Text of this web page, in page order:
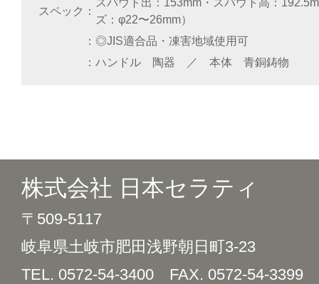
スペック
ズ：φ22〜26mm）
◎JIS適合品・凍害地域使用可
ハンドル 陶器 ／ 本体 青銅鋳物
株式会社 日本セラティ
〒509-5117
岐阜県土岐市肥田浅野朝日町3-23
TEL. 0572-54-3400 FAX. 0572-54-3399